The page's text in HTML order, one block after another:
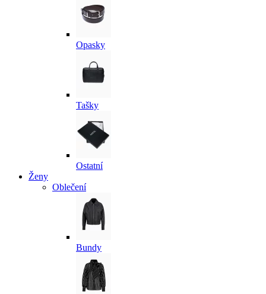
Opasky
Tašky
Ostatní
Ženy
Oblečení
Bundy